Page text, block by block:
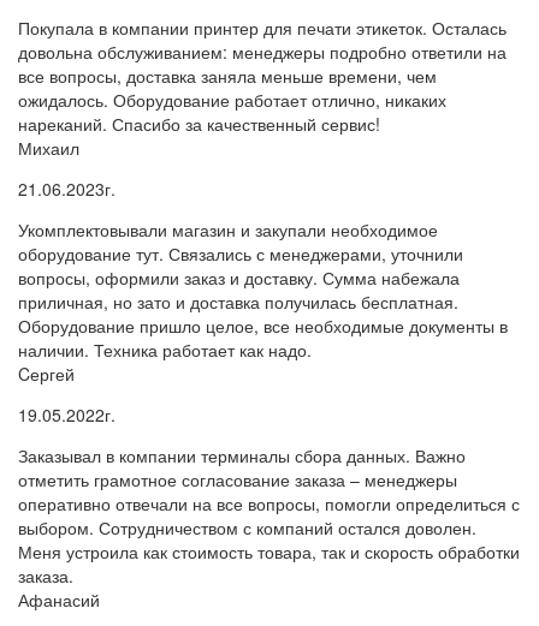
Покупала в компании принтер для печати этикеток. Осталась
довольна обслуживанием: менеджеры подробно ответили на
все вопросы, доставка заняла меньше времени, чем
ожидалось. Оборудование работает отлично, никаких
нареканий. Спасибо за качественный сервис!
Михаил
21.06.2023г.
Укомплектовывали магазин и закупали необходимое
оборудование тут. Связались с менеджерами, уточнили
вопросы, оформили заказ и доставку. Сумма набежала
приличная, но зато и доставка получилась бесплатная.
Оборудование пришло целое, все необходимые документы в
наличии. Техника работает как надо.
Cергей
19.05.2022г.
Заказывал в компании терминалы сбора данных. Важно
отметить грамотное согласование заказа – менеджеры
оперативно отвечали на все вопросы, помогли определиться с
выбором. Сотрудничеством с компаний остался доволен.
Меня устроила как стоимость товара, так и скорость обработки
заказа.
Афанасий